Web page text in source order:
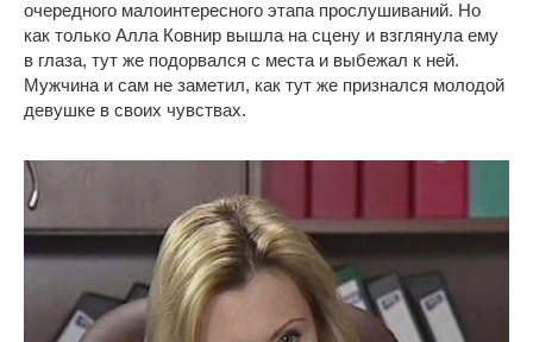
очередного малоинтересного этапа прослушиваний. Но
как только Алла Ковнир вышла на сцену и взглянула ему
в глаза, тут же подорвался с места и выбежал к ней.
Мужчина и сам не заметил, как тут же признался молодой
девушке в своих чувствах.